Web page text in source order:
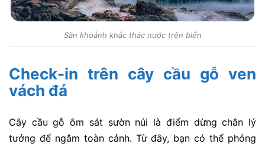
Săn khoảnh khắc thác nước trên biển
Check-in trên cây cầu gỗ ven
vách đá
Cây cầu gỗ ôm sát sườn núi là điểm dừng chân lý
tưởng để ngắm toàn cảnh. Từ đây, bạn có thể phóng